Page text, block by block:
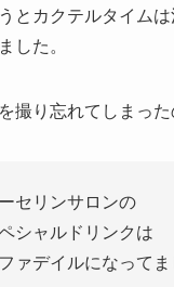
とカクテルタイム
した。
撮り忘れてしまっ
セリンサロンの
シャルドリンクは
ァデイルになってま